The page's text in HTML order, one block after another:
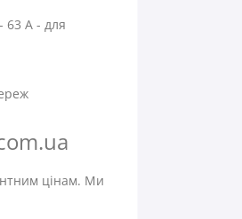
63 А - для
цінам. Ми